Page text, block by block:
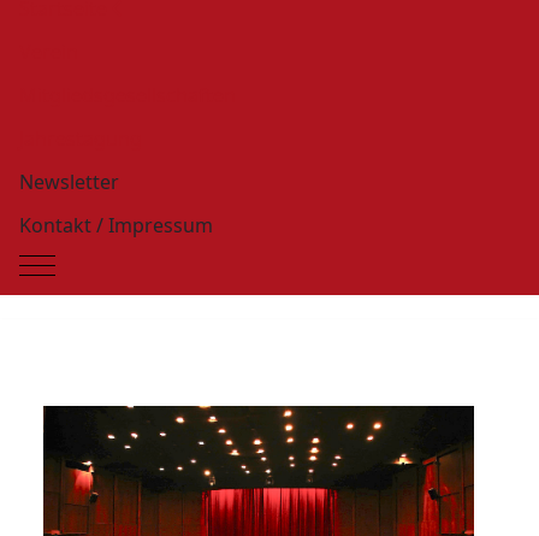
Newsletter
Kontakt / Impressum
Mobile Menu Toggle